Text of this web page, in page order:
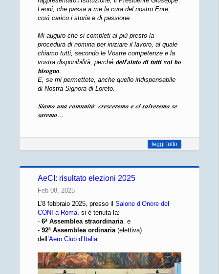
Leoni, che passa a me la cura del nostro Ente,
così carico i storia e di passione.
Mi auguro che si completi al più presto la
procedura di nomina per iniziare il lavoro, al quale
chiamo tutti, secondo le Vostre competenze e la
vostra disponibilità, perché 𝐝𝐞𝐥𝐥'𝐚𝐢𝐮𝐭𝐨 𝐝𝐢 𝐭𝐮𝐭𝐭𝐢 𝐯𝐨𝐢 𝐡𝐨
𝐛𝐢𝐬𝐨𝐠𝐧𝐨.
E, se mi permettete, anche quello indispensabile
di Nostra Signora di Loreto.
𝑺𝒊𝒂𝒎𝒐 𝒖𝒏𝒂 𝒄𝒐𝒎𝒖𝒏𝒊𝒕𝒂̀: 𝒄𝒓𝒆𝒔𝒄𝒆𝒓𝒆𝒎𝒐 𝒆 𝒄𝒊 𝒔𝒂𝒍𝒗𝒆𝒓𝒆𝒎𝒐 𝒔𝒆
𝒔𝒂𝒓𝒆𝒎𝒐…
leggi tutto
AeCI: risultato elezioni 2025
Feb 08, 2025
L'8 febbraio 2025, presso il Salone d’Onore del
CONI a Roma, si è tenuta la:
- 6ª Assemblea straordinariae
- 92ª Assemblea ordinaria(elettiva)
dell’Aero Club d’Italia.